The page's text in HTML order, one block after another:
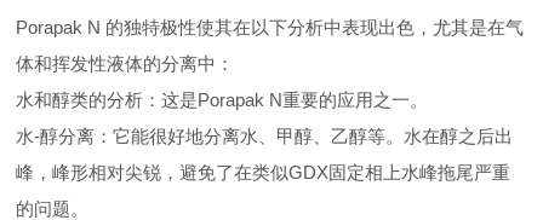
Porapak N 的独特极性使其在以下分析中表现出色，尤其是在气
体和挥发性液体的分离中：
水和醇类的分析：这是Porapak N重要的应用之一。
水-醇分离：它能很好地分离水、甲醇、乙醇等。水在醇之后出
峰，峰形相对尖锐，避免了在类似GDX固定相上水峰拖尾严重
的问题。